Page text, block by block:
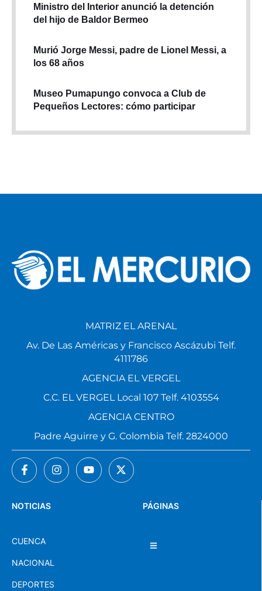
Ministro del Interior anunció la detención
del hijo de Baldor Bermeo
Murió Jorge Messi, padre de Lionel Messi, a
los 68 años
Museo Pumapungo convoca a Club de
Pequeños Lectores: cómo participar
PÁGINAS
NOTICIAS
CUENCA
NACIONAL
DEPORTES
MATRIZ EL ARENAL
Av. De Las Américas y Francisco Ascázubi Telf.
4111786
AGENCIA EL VERGEL
C.C. EL VERGEL Local 107 Telf. 4103554
AGENCIA CENTRO
Padre Aguirre y G. Colombia Telf. 2824000